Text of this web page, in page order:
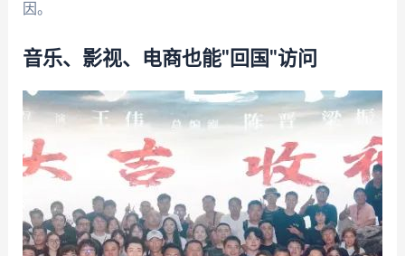
因。
音乐、影视、电商也能"回国"访问